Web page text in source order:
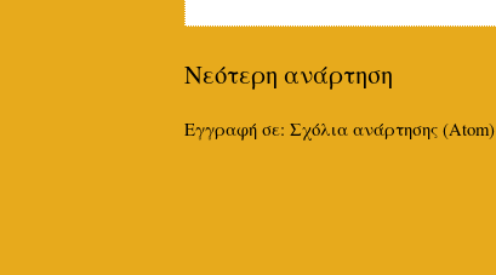
Νεότερη ανάρτηση
Εγγραφή σε: Σχόλια ανάρτησης (Atom)